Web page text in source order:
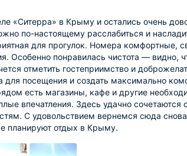
«Ситерра» в Крыму и остались очень
по-настоящему расслабиться и
для прогулок. Номера комфортные,
Особенно понравилась чистота — видно,
отметить гостеприимство и
для посещения и создать максимально
есть магазины, кафе и другие
впечатления. Здесь удачно
С удовольствием вернемся сюда
планируют отдых в Крыму.